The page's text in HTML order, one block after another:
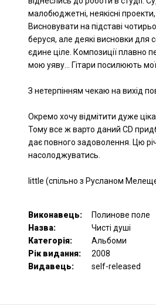
малобюджетні, неякісні
Висновувати на підставі
беруся, але деякі висновки для
єдине ціле. Композиції плавно
мою уяву… Гітари посилюють
З нетерпінням чекаю на вихід
Окремо хочу відмітити дуже
Тому все ж варто даний CD
дає повного задоволення. Цю
насолоджуватись.
little (спільно з Русланом
Виконавець:
Полинове поле
Назва:
Чисті душі
Категорія:
Альбоми
Рік видання:
2008
Видавець:
self-released